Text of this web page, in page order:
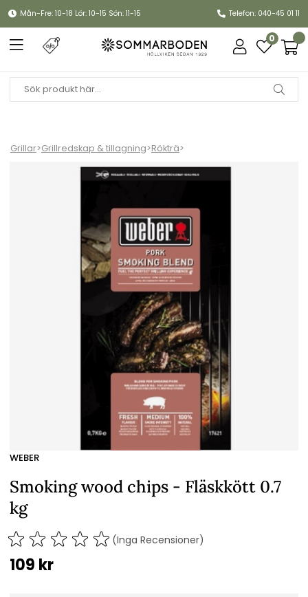
Mån-Fre: 10-18 Lör: 10-15 Sön: 11-15 Telefon: 040-45 01 11
0
Grillar>Grillredskap & tillagning>Rökträ>
Smoking wood chips - Fläskkött 0.7 kg
WEBER
Smoking wood chips - Fläskkött 0.7
kg
(Inga Recensioner)
109 kr